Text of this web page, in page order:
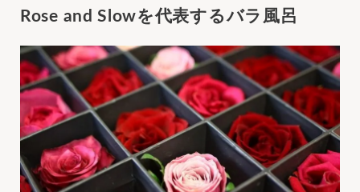
Rose and Slowを代表するバラ風呂